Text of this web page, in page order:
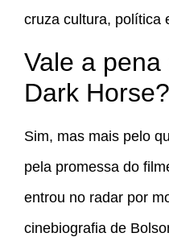
cruza cultura, política
Vale a
Dark Horse?
Sim, mas mais pelo
pela promessa do
entrou no radar por
cinebiografia de